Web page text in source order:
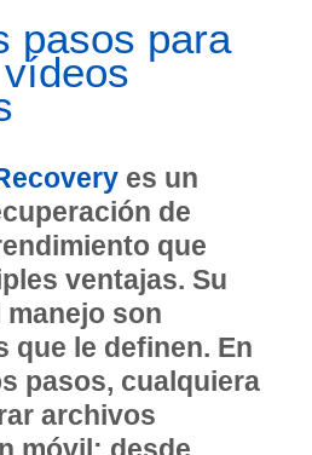
pasos para
es un
de
que
ventajas. Su
son
que le definen. En
pasos, cualquiera
archivos
móvil: desde